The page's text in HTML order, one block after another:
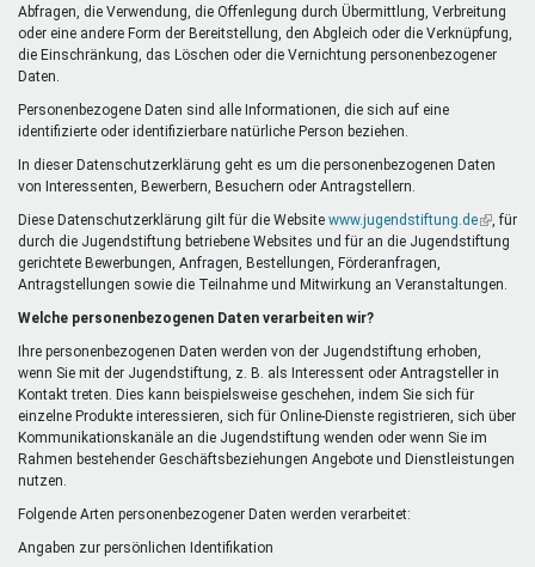
Abfragen, die Verwendung, die Offenlegung durch Übermittlung, Verbreitung
oder eine andere Form der Bereitstellung, den Abgleich oder die Verknüpfung,
die Einschränkung, das Löschen oder die Vernichtung personenbezogener
Daten.
Personenbezogene Daten sind alle Informationen, die sich auf eine
identifizierte oder identifizierbare natürliche Person beziehen.
In dieser Datenschutzerklärung geht es um die personenbezogenen Daten
von Interessenten, Bewerbern, Besuchern oder Antragstellern.
Diese Datenschutzerklärung gilt für die Website www.jugendstiftung.de(Link
ist
, für
durch die Jugendstiftung betriebene Websites und für an die Jugendstiftung
gerichtete Bewerbungen, Anfragen, Bestellungen, Förderanfragen,
Antragstellungen sowie die Teilnahme und Mitwirkung an Veranstaltungen.
Welche personenbezogenen Daten verarbeiten wir?
Ihre personenbezogenen Daten werden von der Jugendstiftung erhoben,
wenn Sie mit der Jugendstiftung, z. B. als Interessent oder Antragsteller in
Kontakt treten. Dies kann beispielsweise geschehen, indem Sie sich für
einzelne Produkte interessieren, sich für Online-Dienste registrieren, sich über
Kommunikationskanäle an die Jugendstiftung wenden oder wenn Sie im
Rahmen bestehender Geschäftsbeziehungen Angebote und Dienstleistungen
nutzen.
Folgende Arten personenbezogener Daten werden verarbeitet:
Angaben zur persönlichen Identifikation